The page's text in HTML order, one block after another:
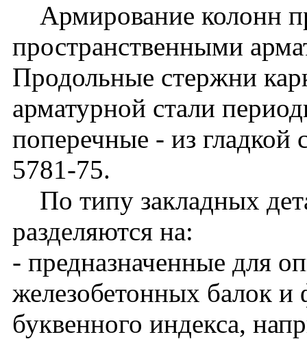
Армирование колонн
пространственными
Продольные стержни
арматурной стали
поперечные - из
5781-75.
По типу закладных
разделяются на:
- предназначенные для
железобетонных балок
буквенного индекса,